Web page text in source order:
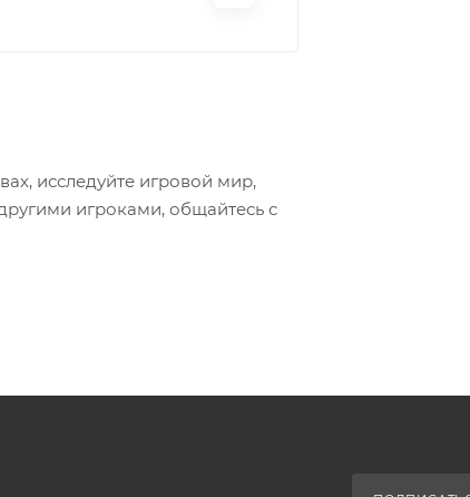
исследуйте игровой мир,
игроками, общайтесь с
стремительно спускаться